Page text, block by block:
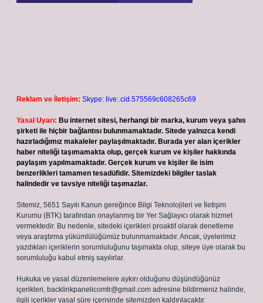
Reklam ve İletişim: Skype: live:.cid.575569c608265c69
Yasal Uyarı: Bu internet sitesi, herhangi bir marka, kurum veya şahıs
şirketi ile hiçbir bağlantısı bulunmamaktadır. Sitede yalnızca kendi
hazırladığımız makaleler paylaşılmaktadır. Burada yer alan içerikler
haber niteliği taşımamakta olup, gerçek kurum ve kişiler hakkında
paylaşım yapılmamaktadır. Gerçek kurum ve kişiler ile isim
benzerlikleri tamamen tesadüfidir. Sitemizdeki bilgiler taslak
halindedir ve tavsiye niteliği taşımazlar.
Sitemiz, 5651 Sayılı Kanun gereğince Bilgi Teknolojileri ve İletişim
Kurumu (BTK) tarafından onaylanmış bir Yer Sağlayıcı olarak hizmet
vermektedir. Bu nedenle, sitedeki içerikleri proaktif olarak denetleme
veya araştırma yükümlülüğümüz bulunmamaktadır. Ancak, üyelerimiz
yazdıkları içeriklerin sorumluluğunu taşımakta olup, siteye üye olarak bu
sorumluluğu kabul etmiş sayılırlar.
Hukuka ve yasal düzenlemelere aykırı olduğunu düşündüğünüz
içerikleri, backlinkpanelicomtr@gmail.com adresine bildirmeniz halinde,
ilgili içerikler yasal süre içerisinde sitemizden kaldırılacaktır.